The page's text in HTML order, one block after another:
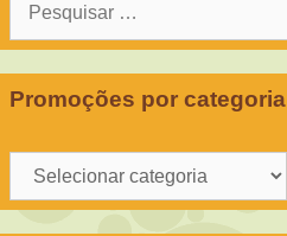
Promoções por categoria
Promoções
por